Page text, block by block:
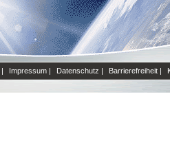
| Impressum | Datenschutz | Barrierefreiheit |